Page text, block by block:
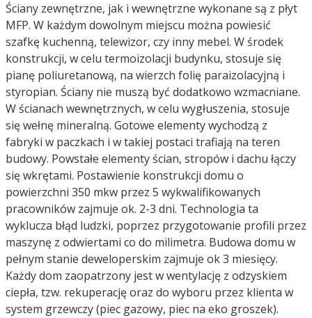
Ściany zewnętrzne, jak i wewnętrzne wykonane są z płyt
MFP. W każdym dowolnym miejscu można powiesić
szafkę kuchenną, telewizor, czy inny mebel. W środek
konstrukcji, w celu termoizolacji budynku, stosuje się
pianę poliuretanową, na wierzch folię paraizolacyjną i
styropian. Ściany nie muszą być dodatkowo wzmacniane.
W ścianach wewnętrznych, w celu wygłuszenia, stosuje
się wełnę mineralną. Gotowe elementy wychodzą z
fabryki w paczkach i w takiej postaci trafiają na teren
budowy. Powstałe elementy ścian, stropów i dachu łączy
się wkrętami. Postawienie konstrukcji domu o
powierzchni 350 mkw przez 5 wykwalifikowanych
pracowników zajmuje ok. 2-3 dni. Technologia ta
wyklucza błąd ludzki, poprzez przygotowanie profili przez
maszynę z odwiertami co do milimetra. Budowa domu w
pełnym stanie deweloperskim zajmuje ok 3 miesięcy.
Każdy dom zaopatrzony jest w wentylację z odzyskiem
ciepła, tzw. rekuperację oraz do wyboru przez klienta w
system grzewczy (piec gazowy, piec na eko groszek).